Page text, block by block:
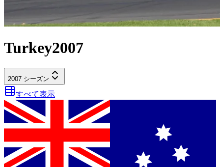
Turkey2007
2007 シーズン
すべて表示